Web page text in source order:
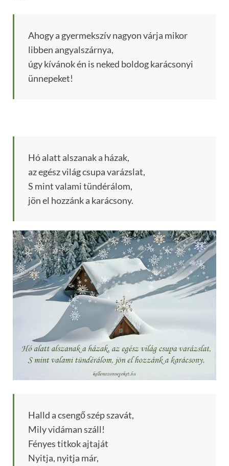
Ahogy a gyermekszív nagyon várja mikor
libben angyalszárnya,
úgy kívánok én is neked boldog karácsonyi
ünnepeket!
Hó alatt alszanak a házak,
az egész világ csupa varázslat,
S mint valami tündérálom,
jön el hozzánk a karácsony.
Halld a csengő szép szavát,
Mily vidáman száll!
Fényes titkok ajtaját
Nyitja, nyitja már,